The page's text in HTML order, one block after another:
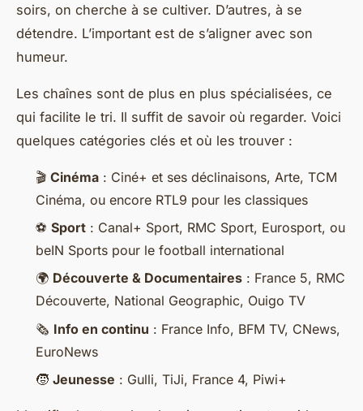
soirs, on cherche à se cultiver. D’autres, à se
détendre. L’important est de s’aligner avec son
humeur.
Les chaînes sont de plus en plus spécialisées, ce
qui facilite le tri. Il suffit de savoir où regarder. Voici
quelques catégories clés et où les trouver :
🎬 Cinéma : Ciné+ et ses déclinaisons, Arte, TCM
Cinéma, ou encore RTL9 pour les classiques
⚽ Sport : Canal+ Sport, RMC Sport, Eurosport, ou
beIN Sports pour le football international
🌍 Découverte & Documentaires : France 5, RMC
Découverte, National Geographic, Ouigo TV
🗞️ Info en continu : France Info, BFM TV, CNews,
EuroNews
🧒 Jeunesse : Gulli, TiJi, France 4, Piwi+